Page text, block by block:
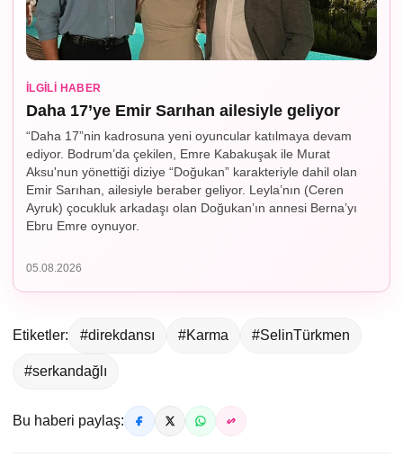
İLGILI HABER
Daha 17’ye Emir Sarıhan ailesiyle geliyor
“Daha 17”nin kadrosuna yeni oyuncular katılmaya devam
ediyor. Bodrum’da çekilen, Emre Kabakuşak ile Murat
Aksu'nun yönettiği diziye “Doğukan” karakteriyle dahil olan
Emir Sarıhan, ailesiyle beraber geliyor. Leyla’nın (Ceren
Ayruk) çocukluk arkadaşı olan Doğukan’ın annesi Berna’yı
Ebru Emre oynuyor.
05.08.2026
Etiketler: #direkdansı #Karma #SelinTürkmen
#serkandağlı
Bu haberi paylaş: